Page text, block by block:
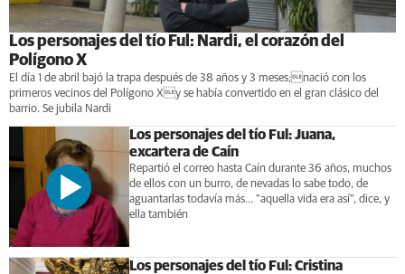
Los personajes del tío Ful: Nardi, el corazón del
Polígono X
El día 1 de abril bajó la trapa después de 38 años y 3 meses;nació con los
primeros vecinos del Polígono Xy se había convertido en el gran clásico del
barrio. Se jubila Nardi
Los personajes del tío Ful: Juana,
excartera de Caín
Repartió el correo hasta Caín durante 36 años, muchos
de ellos con un burro, de nevadas lo sabe todo, de
aguantarlas todavía más... "aquella vida era así", dice, y
ella también
Los personajes del tío Ful: Cristina